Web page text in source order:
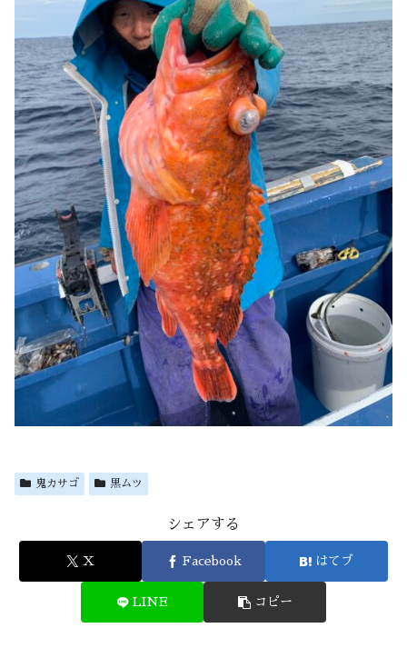
鬼カサゴ 黒ムツ
シェアする
X Facebook はてブ
LINE コピー